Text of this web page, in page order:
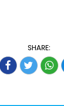
SHARE: